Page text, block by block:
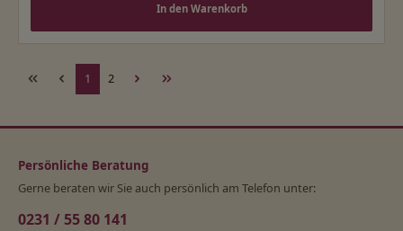
In den Warenkorb
Seite
1 Seite
2
Persönliche Beratung
Gerne beraten wir Sie auch persönlich am Telefon unter:
0231 / 55 80 141